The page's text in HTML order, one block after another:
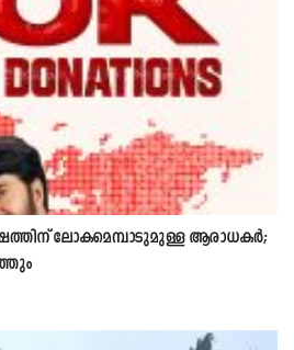
ലോകമെമ്പാടുമുള്ള ആരാധകർ;